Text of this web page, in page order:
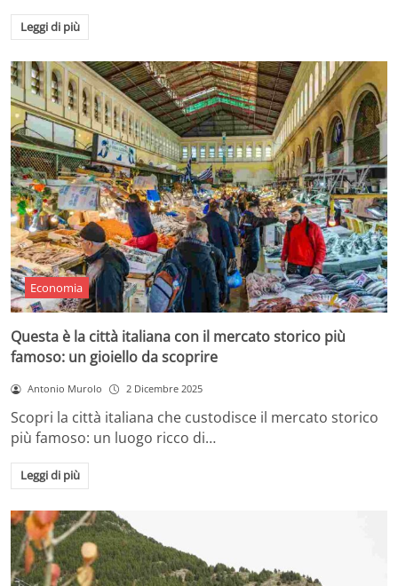
Leggi di più
Economia
Questa è la città italiana con il mercato storico più
famoso: un gioiello da scoprire
Antonio Murolo 2 Dicembre 2025
Scopri la città italiana che custodisce il mercato storico
più famoso: un luogo ricco di…
Leggi di più